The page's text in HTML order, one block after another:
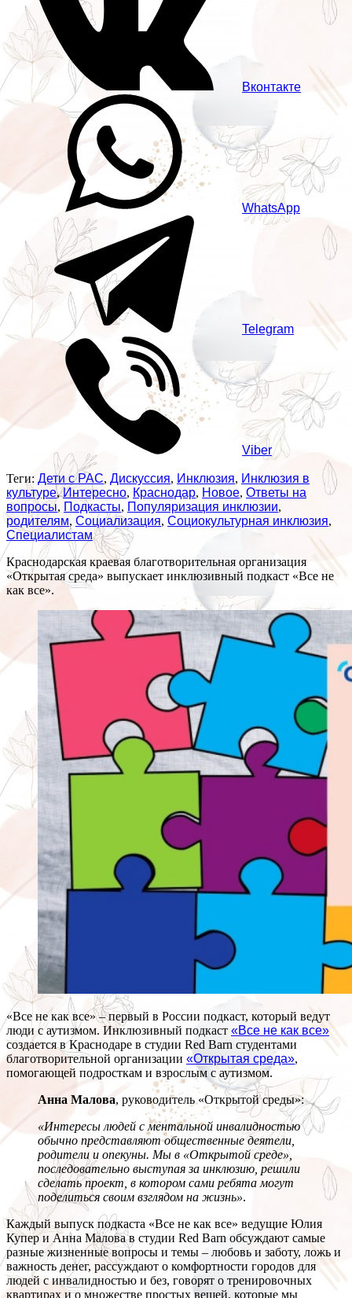
Вконтакте
WhatsApp
Telegram
Viber
Теги: Дети с РАС, Дискуссия, Инклюзия, Инклюзия в
культуре,Интересно, Краснодар, Новое, Ответы на
вопросы, Подкасты, Популяризация инклюзии,
родителям, Социализация, Социокультурная инклюзия,
Специалистам
Краснодарская краевая благотворительная организация
«Открытая среда» выпускает инклюзивный подкаст «Все не
как все».
«Все не как все» – первый в России подкаст, который ведут
люди с аутизмом. Инклюзивный подкаст «Все не как все»
создается в Краснодаре в студии Red Barn студентами
благотворительной организации «Открытая среда»,
помогающей подросткам и взрослым с аутизмом.
Анна Малова, руководитель «Открытой среды»:
«Интересы людей с ментальной инвалидностью
обычно представляют общественные деятели,
родители и опекуны. Мы в «Открытой среде»,
последовательно выступая за инклюзию, решили
сделать проект, в котором сами ребята могут
поделиться своим взглядом на жизнь».
Каждый выпуск подкаста «Все не как все» ведущие Юлия
Купер и Анна Малова в студии Red Barn обсуждают самые
разные жизненные вопросы и темы – любовь и заботу, ложь и
важность денег, рассуждают о комфортности городов для
людей с инвалидностью и без, говорят о тренировочных
квартирах и о множестве простых вещей, которые мы